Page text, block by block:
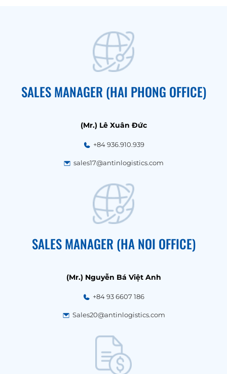
SALES MANAGER (HAI PHONG OFFICE)
(Mr.) Lê Xuân Đức
+84 936.910.939
sales17@antinlogistics.com
SALES MANAGER (HA NOI OFFICE)
(Mr.) Nguyễn Bá Việt Anh
+84 93 6607 186
Sales20@antinlogistics.com